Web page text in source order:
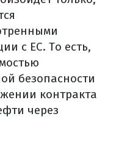
с ЕС. То есть,
безопасности
контракта
через